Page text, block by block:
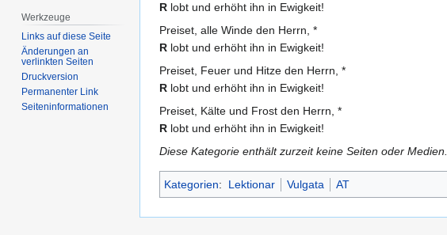
R lobt und erhöht ihn in Ewigkeit!
Preiset, alle Winde den Herrn, *
R lobt und erhöht ihn in Ewigkeit!
Preiset, Feuer und Hitze den Herrn, *
R lobt und erhöht ihn in Ewigkeit!
Preiset, Kälte und Frost den Herrn, *
R lobt und erhöht ihn in Ewigkeit!
Diese Kategorie enthält zurzeit keine Seiten oder Medien.
Kategorien: Lektionar Vulgata AT
Werkzeuge
Links auf diese Seite
Änderungen an
verlinkten Seiten
Druckversion
Permanenter Link
Seiten­­informationen